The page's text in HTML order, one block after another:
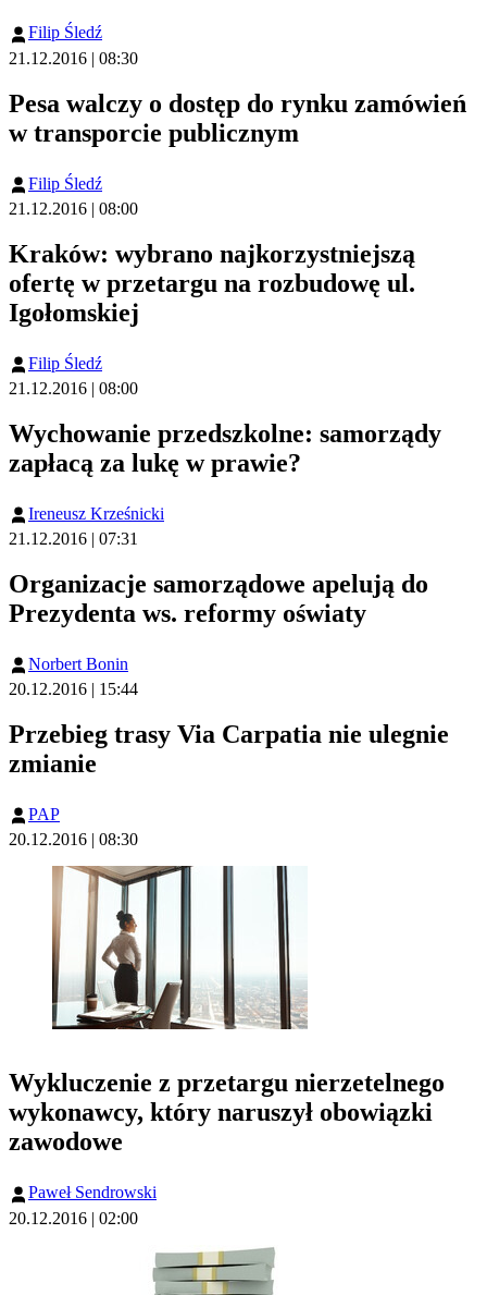
Filip Śledź
21.12.2016 | 08:30
Pesa walczy o dostęp do rynku zamówień
w transporcie publicznym
Filip Śledź
21.12.2016 | 08:00
Kraków: wybrano najkorzystniejszą
ofertę w przetargu na rozbudowę ul.
Igołomskiej
Filip Śledź
21.12.2016 | 08:00
Wychowanie przedszkolne: samorządy
zapłacą za lukę w prawie?
Ireneusz Krześnicki
21.12.2016 | 07:31
Organizacje samorządowe apelują do
Prezydenta ws. reformy oświaty
Norbert Bonin
20.12.2016 | 15:44
Przebieg trasy Via Carpatia nie ulegnie
zmianie
PAP
20.12.2016 | 08:30
Wykluczenie z przetargu nierzetelnego
wykonawcy, który naruszył obowiązki
zawodowe
Paweł Sendrowski
20.12.2016 | 02:00